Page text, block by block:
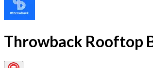
Throwback Rooftop